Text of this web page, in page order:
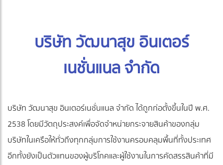
บริษัท วัฒนาสุข อินเตอร์
เนชั่นแนล จำกัด
บริษัท วัฒนาสุข อินเตอร์เนชั่นแนล จำกัด ได้ถูกก่อตั้งขึ้นในปี พ.ศ.
2538 โดยมีวัตถุประสงค์เพื่อจัดจำหน่ายกระจายสินค้าของกลุ่ม
บริษัทในเครือให้ทั่วถึงทุกกลุ่มการใช้งานครอบคลุมพื้นที่ทั้งประเทศ
อีกทั้งยังเป็นตัวแทนของผู้บริโภคและผู้ใช้งานในการคัดสรรสินค้าที่มี